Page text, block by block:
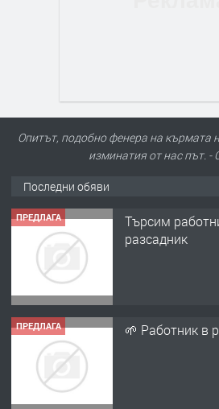
Опитът, подобно фенера на кърмата
изминатия от нас път.
Последни обяви
ПРЕДЛАГА
Търсим
разсадник
ПРЕДЛАГА 🌱 Работник в